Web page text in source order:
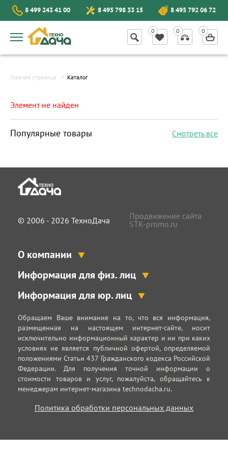
8 499 243 41 00 8 495 798 33 15 8 495 792 06 72
Главная страница Каталог
Элемент не найден
Популярные товары Смотреть все
© 2006 - 2026 ТехноДача
Продвижение сайта
STK-promo.ru
О компании
Информация для физ. лиц
Информация для юр. лиц
Обращаем Ваше внимание на то, что вся информация,
размещенная на настоящем интернет-сайте, носит
исключительно информационный характер и ни при каких
условиях не является публичной офертой, определяемой
положениями Статьи 437 Гражданского кодекса Российской
Федерации. Для получения точной информации о
стоимости товаров и услуг, пожалуйста, обращайтесь к
менеджерам интернет-магазина technodacha.ru.
Политика обработки персональных данных